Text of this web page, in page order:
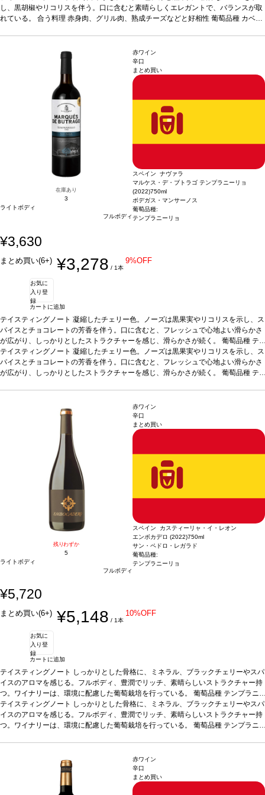
場合は自動的に次のヴィンテージに変更されます、ご了承ください。
し、黒胡椒やリコリスを伴う。口に含むと素晴らしくエレガントで、バランスが取
れている。 合う料理 赤身肉、グリル肉、熟成チーズなどと好相性 葡萄品種 カベル
在庫あり
3
ライトボディ
フルボディ
赤ワイン
辛口
まとめ買い
スペイン ナヴァラ
マルケス・デ・ブトラゴ テンプラニーリョ
(2022)750ml
ボデガス・マンサーノス
葡萄品種:
テンプラニーリョ
¥3,630
まとめ買い(6+) ¥3,278 / 1本
9%OFF
お気に
入り登
録
カートに追加
テイスティングノート 凝縮したチェリー色。ノーズは黒果実やリコリスを示し、ス
パイスとチョコレートの芳香を伴う。口に含むと、フレッシュで心地よい滑らかさ
が広がり、しっかりとしたストラクチャーを感じ、滑らかさが続く。 葡萄品種 テ
ンプラニーリョ*本ヴィンテージが在庫切れの場合、在庫があり価格が同様の場合
は自動的に次のヴィンテージに変更されます、ご了承ください。
テイスティングノート 凝縮したチェリー色。ノーズは黒果実やリコリスを示し、ス
パイスとチョコレートの芳香を伴う。口に含むと、フレッシュで心地よい滑らかさ
が広がり、しっかりとしたストラクチャーを感じ、滑らかさが続く。 葡萄品種 テ
残りわずか
5
ライトボディ
フルボディ
赤ワイン
辛口
まとめ買い
スペイン カスティーリャ・イ・レオン
エンボカデロ (2022)750ml
サン・ペドロ・レガラド
葡萄品種:
テンプラニーリョ
¥5,720
まとめ買い(6+) ¥5,148 / 1本
10%OFF
お気に
入り登
録
カートに追加
テイスティングノート しっかりとした骨格に、ミネラル、ブラックチェリーやスパ
イスのアロマを感じる。フルボディ、豊潤でリッチ、素晴らしいストラクチャー持
つ。ワイナリーは、環境に配慮した葡萄栽培を行っている。 葡萄品種 テンプラニ
ーリョ 100%*本ヴィンテージが在庫切れの場合、在庫があり価格が同様の場合は
自動的に次のヴィンテージに変更されます、ご了承ください。
テイスティングノート しっかりとした骨格に、ミネラル、ブラックチェリーやスパ
イスのアロマを感じる。フルボディ、豊潤でリッチ、素晴らしいストラクチャー持
つ。ワイナリーは、環境に配慮した葡萄栽培を行っている。 葡萄品種 テンプラニ
赤ワイン
辛口
まとめ買い